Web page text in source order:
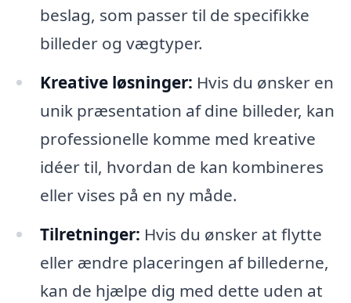
beslag, som passer til de specifikke
billeder og vægtyper.
Kreative løsninger: Hvis du ønsker en
unik præsentation af dine billeder, kan
professionelle komme med kreative
idéer til, hvordan de kan kombineres
eller vises på en ny måde.
Tilretninger: Hvis du ønsker at flytte
eller ændre placeringen af billederne,
kan de hjælpe dig med dette uden at